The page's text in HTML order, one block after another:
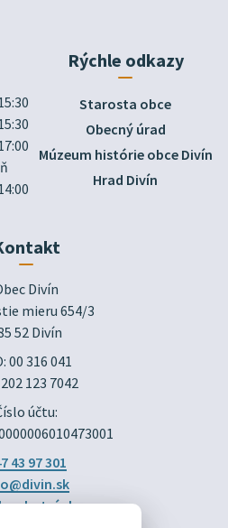
Rýchle odkazy
Starosta obce
Obecný úrad
Múzeum histórie obce Divín
Hrad Divín
Divín
mieru 654/3
52 Divín
00 316 041
123 7042
účtu:
43 97 301
stránka